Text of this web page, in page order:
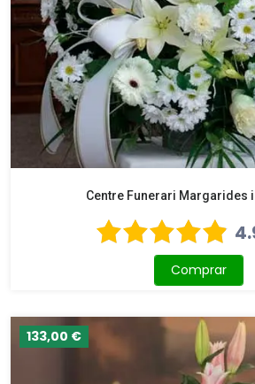
Centre Funerari Margarides
Comprar
133,00 €